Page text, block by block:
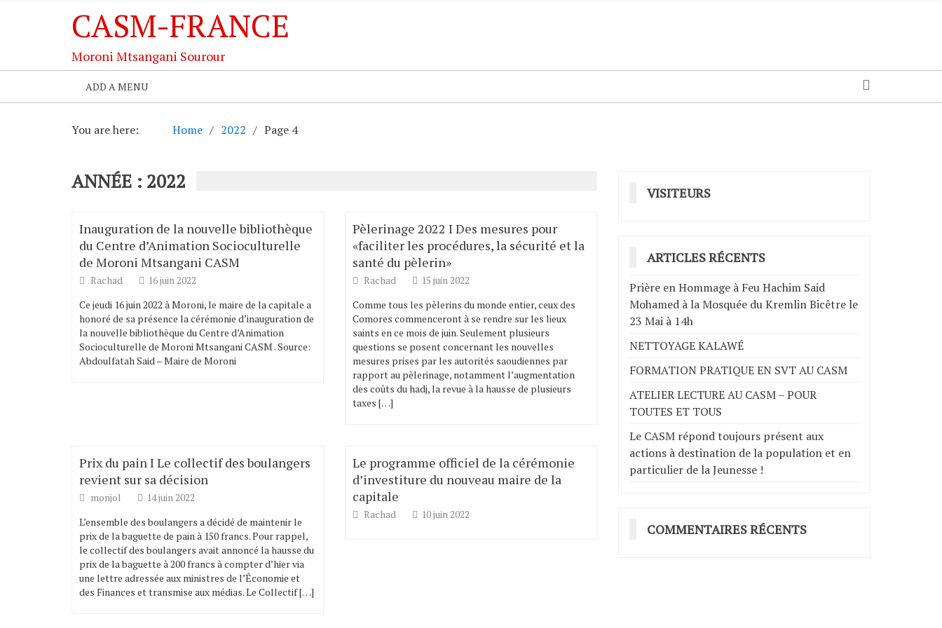
CASM-FRANCE
Moroni Mtsangani Sourour
ADD A MENU
You are here: Home 2022 Page 4
ANNÉE : 2022
Inauguration de la nouvelle bibliothèque
du Centre d’Animation Socioculturelle
de Moroni Mtsangani CASM
Rachad
16 juin 2022
Ce jeudi 16 juin 2022 à Moroni, le maire de la capitale a
honoré de sa présence la cérémonie d’inauguration de
la nouvelle bibliothèque du Centre d’Animation
Socioculturelle de Moroni Mtsangani CASM . Source:
Abdoulfatah Said – Maire de Moroni
Pèlerinage 2022 I Des mesures pour
«faciliter les procédures, la sécurité et la
santé du pèlerin»
Rachad
15 juin 2022
Comme tous les pèlerins du monde entier, ceux des
Comores commenceront à se rendre sur les lieux
saints en ce mois de juin. Seulement plusieurs
questions se posent concernant les nouvelles
mesures prises par les autorités saoudiennes par
rapport au pèlerinage, notamment l’augmentation
des coûts du hadj, la revue à la hausse de plusieurs
taxes […]
Prix du pain I Le collectif des boulangers
revient sur sa décision
monjol
14 juin 2022
L’ensemble des boulangers a décidé de maintenir le
prix de la baguette de pain à 150 francs. Pour rappel,
le collectif des boulangers avait annoncé la hausse du
prix de la baguette à 200 francs à compter d’hier via
une lettre adressée aux ministres de l’Économie et
des Finances et transmise aux médias. Le Collectif […]
Le programme officiel de la cérémonie
d’investiture du nouveau maire de la
capitale
Rachad 10 juin 2022
VISITEURS
ARTICLES RÉCENTS
Prière en Hommage à Feu Hachim Said
Mohamed à la Mosquée du Kremlin Bicêtre le
23 Mai à 14h
NETTOYAGE KALAWÉ
FORMATION PRATIQUE EN SVT AU CASM
ATELIER LECTURE AU CASM – POUR
TOUTES ET TOUS
Le CASM répond toujours présent aux
actions à destination de la population et en
particulier de la Jeunesse !
COMMENTAIRES RÉCENTS